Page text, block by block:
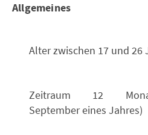
Allgemeines
Alter zwischen 17 und 26
Zeitraum 12
September eines Jahres)